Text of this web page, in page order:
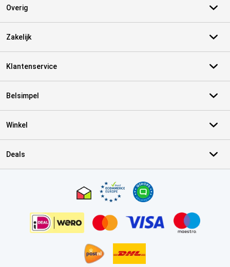
Overig
Zakelijk
Klantenservice
Belsimpel
Winkel
Deals